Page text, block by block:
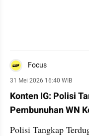
Focus
31 Mei 2026 16:40 WIB
Konten IG: Polisi
Pembunuhan WN
Polisi Tangkap